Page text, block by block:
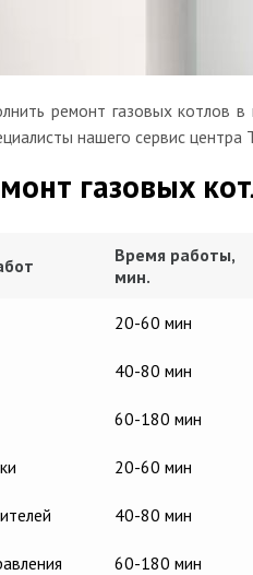
ремонт газовых котлов
нашего сервис
газовых
Время работы,
мин.
20-60 мин
40-80 мин
60-180 мин
20-60 мин
40-80 мин
60-180 мин